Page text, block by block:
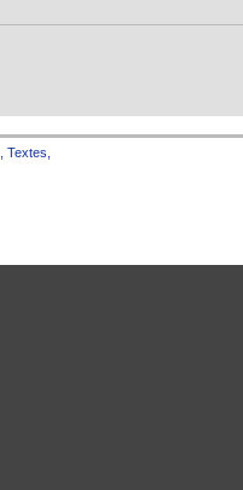
Textes